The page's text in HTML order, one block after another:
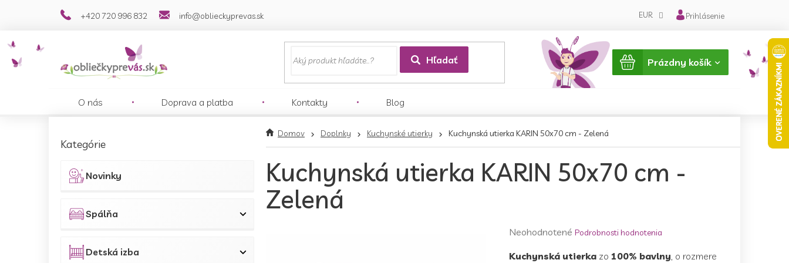
+420 720 996 832 info@oblieckyprevas.sk EUR Prihlásenie
Hľadať
Nákupný
košík
Prázdny košík
O nás Doprava a platba Kontakty Blog
kategórie
Kategórie
Novinky
Spálňa
Detská izba
Domov Doplnky Kuchynské utierky Kuchynská utierka KARIN 50x70 cm - Zelená
Kuchynská utierka KARIN 50x70 cm -
Zelená
Priemerné
produktu
Neohodnotené Podrobnosti hodnotenia
Kuchynská utierka zo 100% bavlny, o rozmere